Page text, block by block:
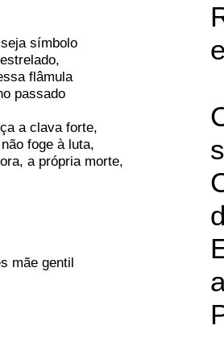
símbolo
flâmula
passado
a clava forte,
foge à luta,
a própria morte,
mãe gentil